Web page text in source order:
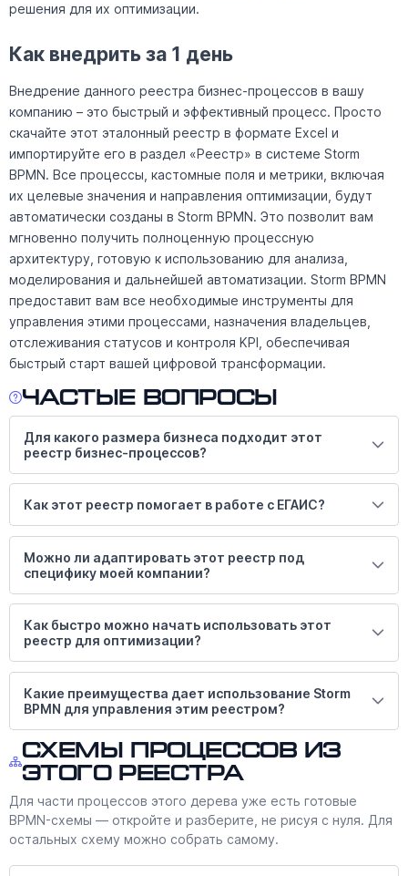
решения для их оптимизации.
Как внедрить за 1 день
Внедрение данного реестра бизнес-процессов в вашу
компанию – это быстрый и эффективный процесс. Просто
скачайте этот эталонный реестр в формате Excel и
импортируйте его в раздел «Реестр» в системе Storm
BPMN. Все процессы, кастомные поля и метрики, включая
их целевые значения и направления оптимизации, будут
автоматически созданы в Storm BPMN. Это позволит вам
мгновенно получить полноценную процессную
архитектуру, готовую к использованию для анализа,
моделирования и дальнейшей автоматизации. Storm BPMN
предоставит вам все необходимые инструменты для
управления этими процессами, назначения владельцев,
отслеживания статусов и контроля KPI, обеспечивая
быстрый старт вашей цифровой трансформации.
Частые вопросы
Для какого размера бизнеса подходит этот
реестр бизнес-процессов?
Как этот реестр помогает в работе с ЕГАИС?
Можно ли адаптировать этот реестр под
специфику моей компании?
Как быстро можно начать использовать этот
реестр для оптимизации?
Какие преимущества дает использование Storm
BPMN для управления этим реестром?
Схемы процессов из
этого реестра
Для части процессов этого дерева уже есть готовые
BPMN-схемы — откройте и разберите, не рисуя с нуля. Для
остальных схему можно собрать самому.